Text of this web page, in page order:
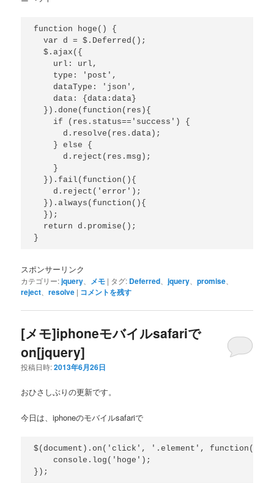
function hoge() {
  var d = $.Deferred();
  $.ajax({
    url: url,
    type: 'post',
    dataType: 'json',
    data: {data:data}
  }).done(function(res){
    if (res.status=='success') {
      d.resolve(res.data);
    } else {
      d.reject(res.msg);
    }
  }).fail(function(){
    d.reject('error');
  }).always(function(){
  });
  return d.promise();
}
スポンサーリンク
カテゴリー:jquery メモ | タグ: Deferred 、jquery 、promise
reject 、resolve | コメントを残す
[メモ]iphoneモバイルsafariで
on[jquery]
投稿日時:2013年6月26日
おひさしぶりの更新です。
今日は、iphoneのモバイルsafariで
$(document).on('click', '.element', function(){
    console.log('hoge');